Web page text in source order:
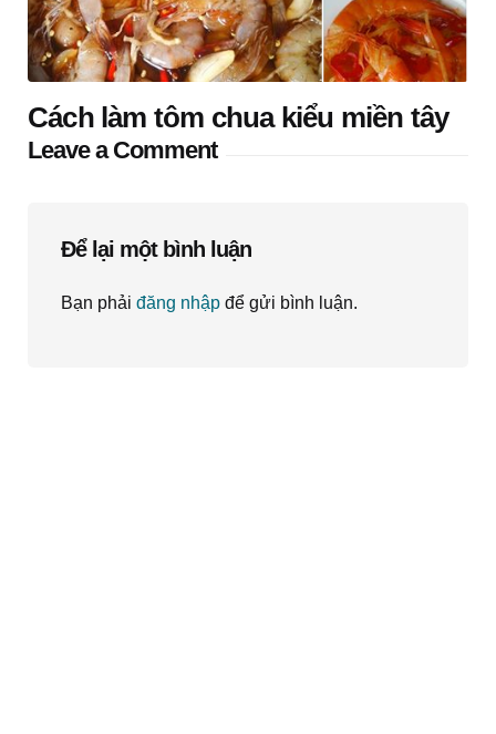
Cách làm tôm chua kiểu miền tây
Leave a Comment
Để lại một bình luận
Bạn phải đăng nhập để gửi bình luận.